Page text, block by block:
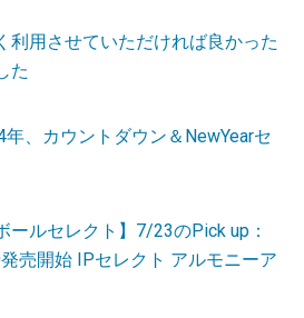
利用させていただければ良かった
た
、カウントダウン＆NewYearセ
ールセレクト】7/23のPick up：
売開始 IPセレクト アルモニーア